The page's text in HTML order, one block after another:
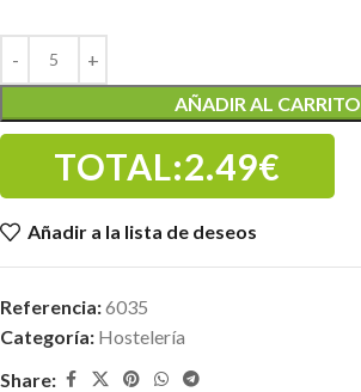
AÑADIR AL CARRITO
TOTAL:2.49€
Añadir a la lista de deseos
Referencia:6035
Categoría: Hostelería
Share: